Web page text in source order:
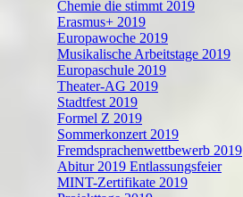
Chemie die stimmt 2019
Erasmus+ 2019
Europawoche 2019
Musikalische Arbeitstage 2019
Europaschule 2019
Theater-AG 2019
Stadtfest 2019
Formel Z 2019
Sommerkonzert 2019
Fremdsprachenwettbewerb 2019
Abitur 2019 Entlassungsfeier
MINT-Zertifikate 2019